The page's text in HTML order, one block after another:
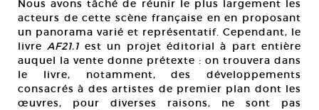
Nous avons tâché de réunir le plus largement les
acteurs de cette scène française en en proposant
un panorama varié et représentatif. Cependant, le
livreAF21.1 est un projet éditorial à part entière
auquel la vente donne prétexte : on trouvera dans
le livre, notamment, des développements
consacrés à des artistes de premier plan dont les
œuvres, pour diverses raisons, ne sont pas